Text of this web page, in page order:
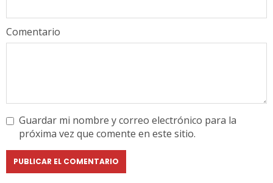
Comentario
Guardar mi nombre y correo electrónico para la
próxima vez que comente en este sitio.